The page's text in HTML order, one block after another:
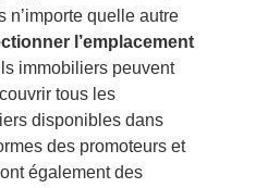
n’importe quelle autre
l’emplacement
immobiliers peuvent
tous les
disponibles dans
des promoteurs et
également des